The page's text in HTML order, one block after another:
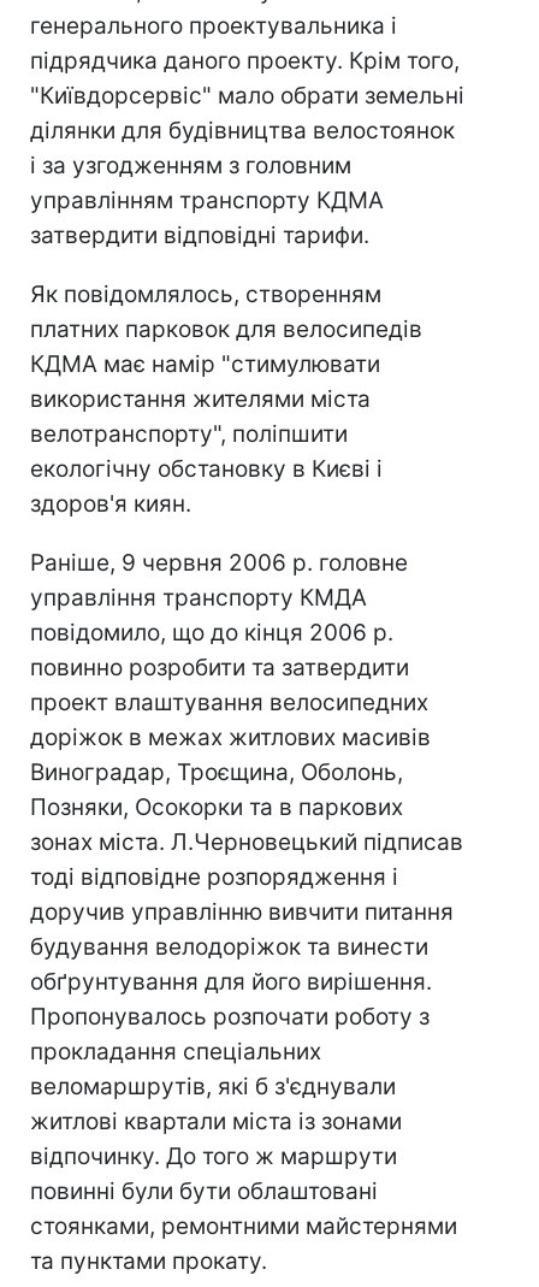
генерального проектувальника і
підрядчика даного проекту. Крім того,
"Київдорсервіс" мало обрати земельні
ділянки для будівництва велостоянок
і за узгодженням з головним
управлінням транспорту КДМА
затвердити відповідні тарифи.
Як повідомлялось, створенням
платних парковок для велосипедів
КДМА має намір "стимулювати
використання жителями міста
велотранспорту", поліпшити
екологічну обстановку в Києві і
здоров'я киян.
Раніше, 9 червня 2006 р. головне
управління транспорту КМДА
повідомило, що до кінця 2006 р.
повинно розробити та затвердити
проект влаштування велосипедних
доріжок в межах житлових масивів
Виноградар, Троєщина, Оболонь,
Позняки, Осокорки та в паркових
зонах міста. Л.Черновецький підписав
тоді відповідне розпорядження і
доручив управлінню вивчити питання
будування велодоріжок та винести
обґрунтування для його вирішення.
Пропонувалось розпочати роботу з
прокладання спеціальних
веломаршрутів, які б з'єднували
житлові квартали міста із зонами
відпочинку. До того ж маршрути
повинні були бути облаштовані
стоянками, ремонтними майстернями
та пунктами прокату.